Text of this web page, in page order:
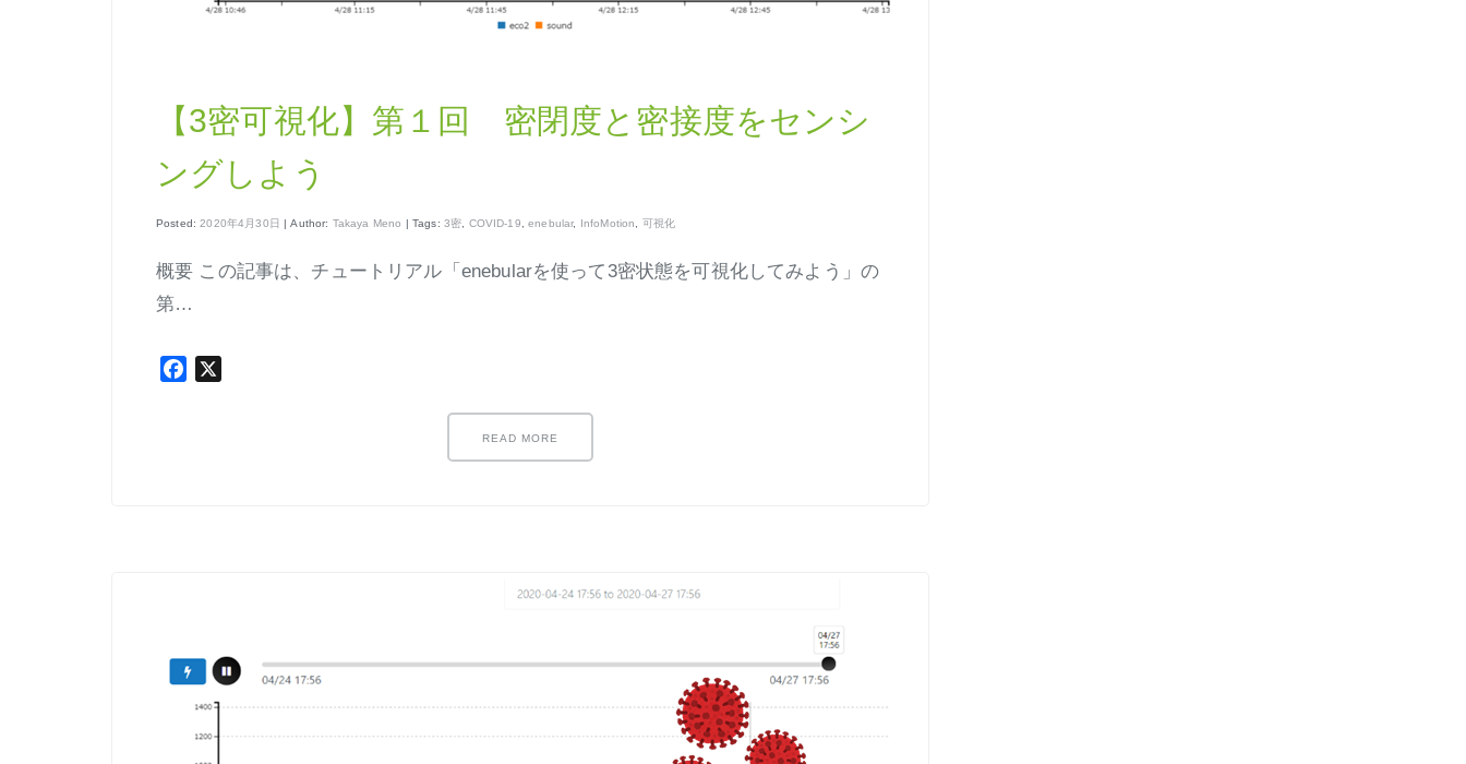
【3密可視化】第１回 密閉度と密接度をセンシ
ングしよう
Posted:2020年4月30日 | Author: Takaya Meno | Tags: 3密, COVID-19,enebular, InfoMotion, 可視化
概要 この記事は、チュートリアル「enebularを使って3密状態を可視化してみよう」の
第…
Facebook
READ MORE